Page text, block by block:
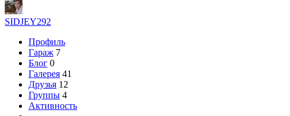
SIDJEY292
Профиль
Гараж 7
Блог 0
Галерея 41
Друзья 12
Группы 4
Активность